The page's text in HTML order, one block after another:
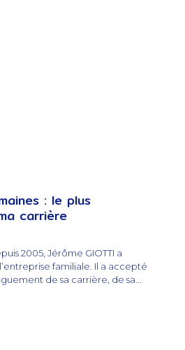
: le plus
carrière
2005, Jérôme GIOTTI a
familiale. Il a accepté
de sa carrière, de sa...